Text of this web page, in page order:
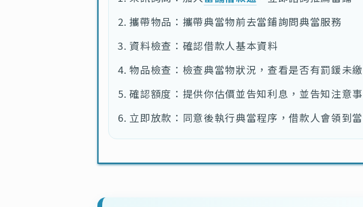
攜帶物品：攜帶典當物前去當鋪詢問典當服務
資料檢查：確認借款人基本資料
物品檢查：檢查典當物狀況，查看是否有罰鍰未繳
確認額度：提供你估價並告知利息，並告知注意
立即放款：同意後執行典當程序，借款人會領到